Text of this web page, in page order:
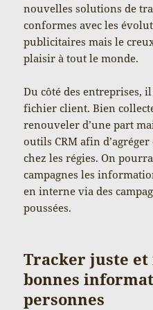
nouvelles solutions de
conformes avec les
publicitaires mais le
plaisir à tout le monde.
Du côté des entreprises,
fichier client. Bien
renouveler d’une part
outils CRM afin
chez les régies. On
campagnes les
en interne via des
poussées.
Tracker juste
bonnes
personnes